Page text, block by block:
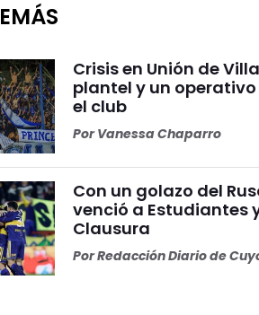
Crisis en Unión de
plantel y un
el club
PorVanessa Chaparro
Con un golazo del
venció a Estudiantes
Clausura
PorRedacción Diario de